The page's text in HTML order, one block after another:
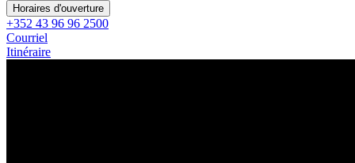
Horaires d'ouverture
+352 43 96 96 2500
Courriel
Itinéraire